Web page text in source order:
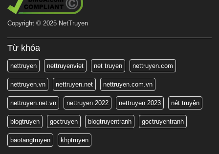
Copyright © 2025 NetTruyen
Từ khóa
nettruyen nettruyenviet net truyen nettruyen.com
nettruyen.vn nettruyen.net nettruyen.com.vn
nettruyen.net.vn nettruyen 2022 nettruyen 2023 nét truyện
blogtruyen goctruyen blogtruyentranh goctruyentranh
baotangtruyen khptruyen